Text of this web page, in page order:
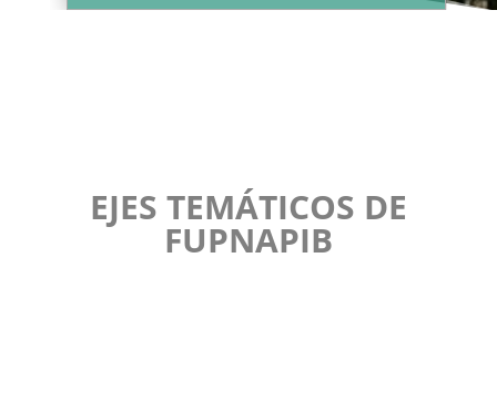
EJES TEMÁTICOS DE
FUPNAPIB